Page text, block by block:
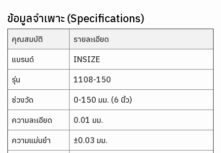
ข้อมูลจำเพาะ (Specifications)
คุณสมบัติ รายละเอียด
แบรนด์ INSIZE
รุ่น 1108-150
ช่วงวัด 0-150 มม. (6 นิ้ว)
ความละเอียด 0.01 มม.
ความแม่นยำ ±0.03 มม.